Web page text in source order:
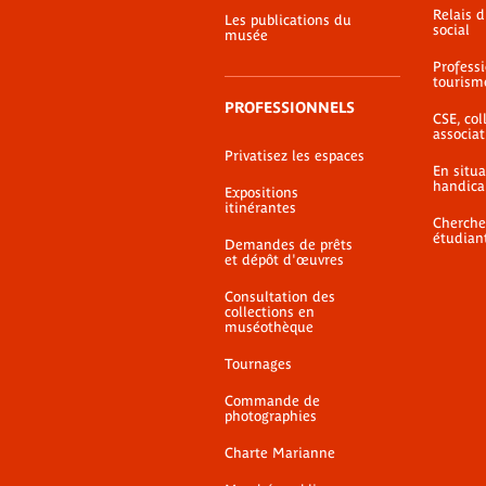
Les publications du
musée
PROFESSIONNELS
Privatisez les espaces
Expositions
itinérantes
Demandes de prêts
et dépôt d'œuvres
Consultation des
collections en
muséothèque
Tournages
Commande de
photographies
Charte Marianne
Relais
social
CSE,
En